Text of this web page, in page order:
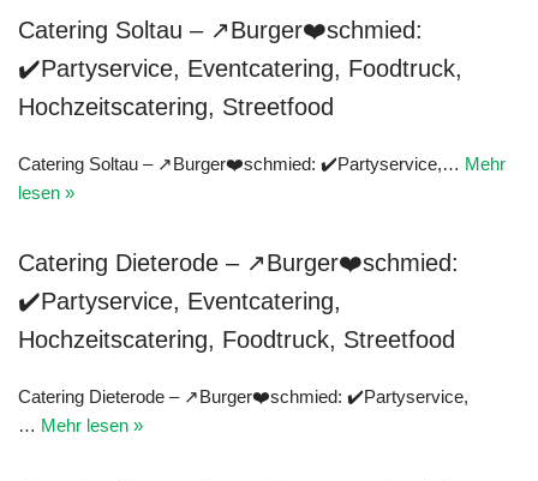
Catering Soltau – ↗Burger❤️schmied:
✔️Partyservice, Eventcatering, Foodtruck,
Hochzeitscatering, Streetfood
Catering Soltau – ↗Burger❤️schmied: ✔️Partyservice,… Mehr
lesen »
Catering Dieterode – ↗Burger❤️schmied:
✔️Partyservice, Eventcatering,
Hochzeitscatering, Foodtruck, Streetfood
Catering Dieterode – ↗Burger❤️schmied: ✔️Partyservice,
… Mehr lesen »